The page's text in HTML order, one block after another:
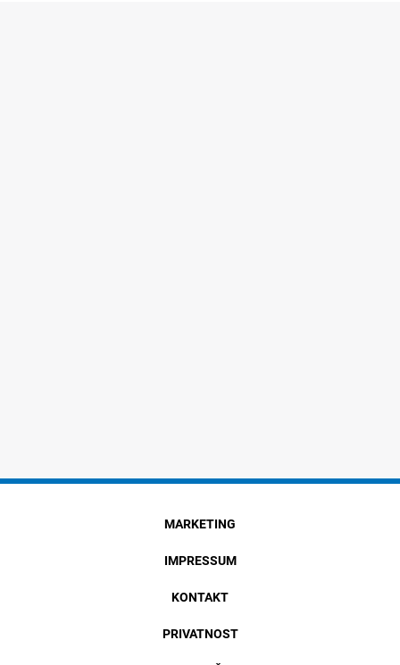
MARKETING
IMPRESSUM
KONTAKT
PRIVATNOST